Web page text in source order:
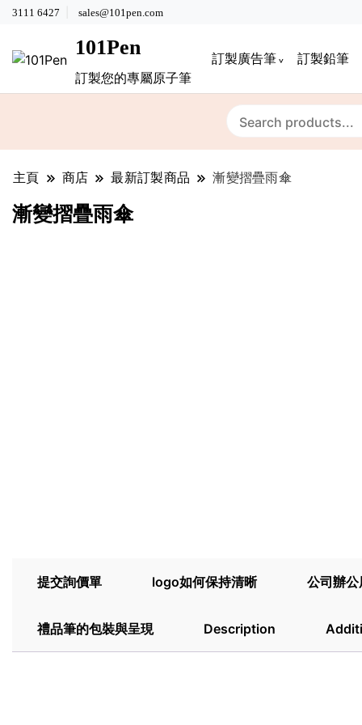
3111 6427 sales@101pen.com
101Pen
訂製您的專屬原子筆
訂製廣告筆 訂製鉛筆
主頁 商店 最新訂製商品 漸變摺疊雨傘
漸變摺疊雨傘
提交詢價單 logo如何保持清晰 公司辦
禮品筆的包裝與呈現 Description